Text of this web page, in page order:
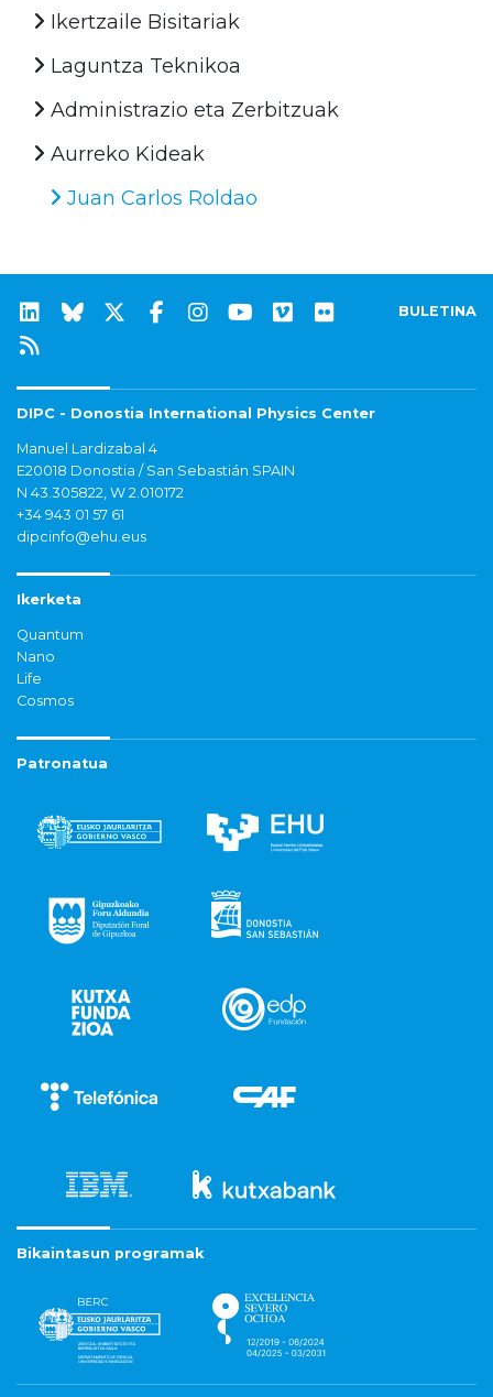
Ikertzaile Bisitariak
Laguntza Teknikoa
Administrazio eta Zerbitzuak
Aurreko Kideak
Juan Carlos Roldao
BULETINA
DIPC - Donostia International Physics Center
Manuel Lardizabal 4
E20018 Donostia / San Sebastián SPAIN
N 43.305822, W 2.010172
+34 943 01 57 61
dipcinfo@ehu.eus
Ikerketa
Quantum
Nano
Life
Cosmos
Patronatua
Bikaintasun programak